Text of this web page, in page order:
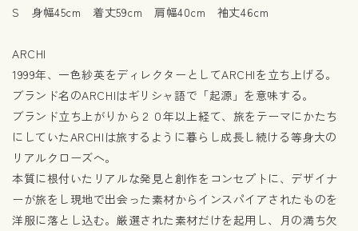
S 身幅45cm 着丈59cm 肩幅40cm 袖丈46cm
ARCHI
1999年、一色紗英をディレクターとしてARCHIを立ち上げる。
ブランド名のARCHIはギリシャ語で「起源」を意味する。
ブランド立ち上がりから２０年以上経て、旅をテーマにかたち
にしていたARCHIは旅するように暮らし成長し続ける等身大の
リアルクローズへ。
本質に根付いたリアルな発見と創作をコンセプトに、デザイナ
ーが旅をし現地で出会った素材からインスパイアされたものを
洋服に落とし込む。厳選された素材だけを起用し、月の満ち欠